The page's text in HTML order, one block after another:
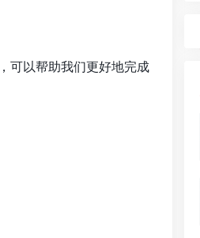
可以帮助我们更好地完成